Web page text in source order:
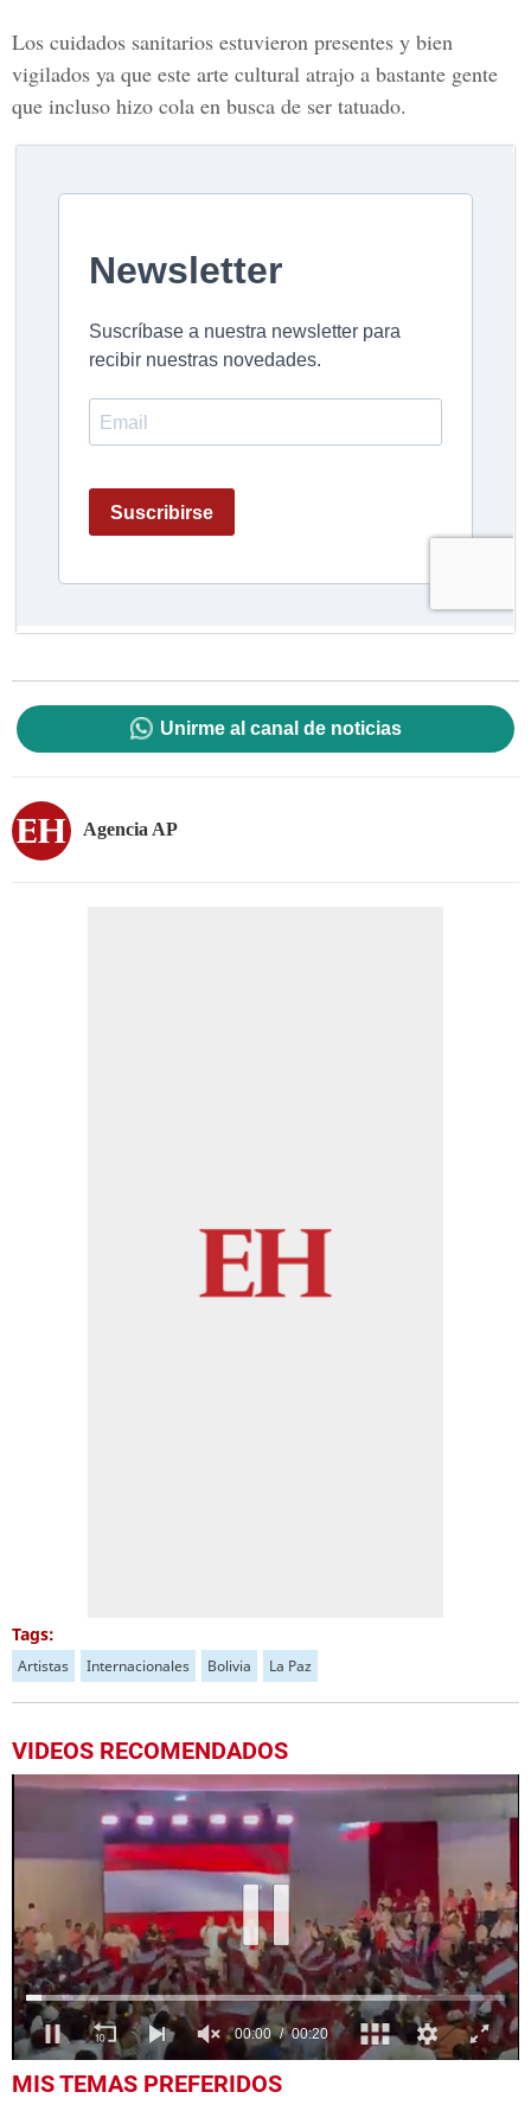
Los cuidados sanitarios estuvieron presentes y bien
vigilados ya que este arte cultural atrajo a bastante gente
que incluso hizo cola en busca de ser tatuado.
Unirme al canal de noticias
Agencia AP
Tags:
Artistas Internacionales Bolivia La Paz
VIDEOS RECOMENDADOS
seconds
MIS TEMAS PREFERIDOS